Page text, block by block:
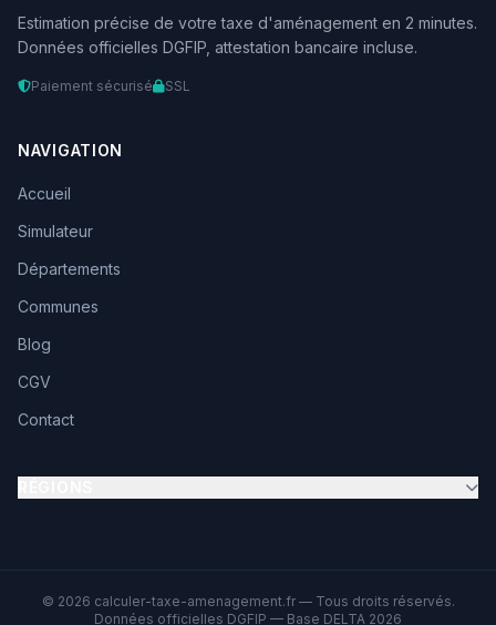
Estimation précise de votre taxe d'aménagement en 2 minutes.
Données officielles DGFIP, attestation bancaire incluse.
Paiement sécurisé SSL
NAVIGATION
Accueil
Simulateur
Départements
Communes
Blog
CGV
Contact
© 2026 calculer-taxe-amenagement.fr — Tous droits réservés.
Données officielles DGFIP — Base DELTA 2026